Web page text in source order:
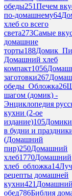
обеды251Печем
по-домашнему64
хлеб со всего
света273Самые
домашние
торты188
Домашний хлеб
компакт1056
заготовки267
обеды_Обложка26
шагом (домик) -
Энциклопедия
кухни (2-ое
издание)105Домики
в будни и
(Домашний
пир)250Домашний
хлеб1770Домашний
хлеб_обложка14
рецепты домашней
кухни421Домашний
обед786Библия